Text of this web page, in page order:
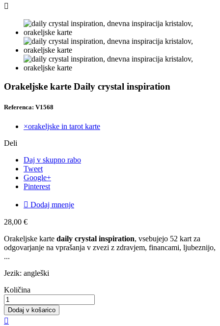

Orakeljske karte Daily crystal inspiration
Referenca: V1568
×orakeljske in tarot karte
Deli
Daj v skupno rabo
Tweet
Google+
Pinterest
 Dodaj mnenje
28,00 €
Orakeljske karte daily crystal inspiration, vsebujejo 52 kart za
odgovarjanje na vprašanja v zvezi z zdravjem, financami, ljubeznijo,
...
Jezik: angleški
Količina
Dodaj v košarico
